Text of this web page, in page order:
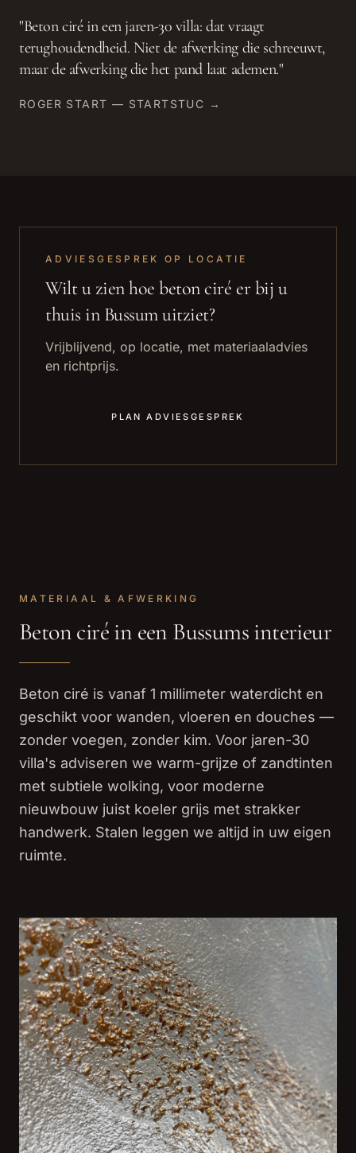
"Beton ciré in een jaren-30 villa: dat vraagt
terughoudendheid. Niet de afwerking die schreeuwt,
maar de afwerking die het pand laat ademen."
ROGER START — STARTSTUC →
ADVIESGESPREK OP LOCATIE
Wilt u zien hoebeton ciré er bij u
thuis in Bussumuitziet?
Vrijblijvend, op locatie, met materiaaladvies
en richtprijs.
PLAN ADVIESGESPREK
MATERIAAL & AFWERKING
Beton ciré in een Bussums interieur
Beton ciré is vanaf 1 millimeter waterdicht en
geschikt voor wanden, vloeren en douches —
zonder voegen, zonder kim. Voor jaren-30
villa's adviseren we warm-grijze of zandtinten
met subtiele wolking, voor moderne
nieuwbouw juist koeler grijs met strakker
handwerk. Stalen leggen we altijd in uw eigen
ruimte.